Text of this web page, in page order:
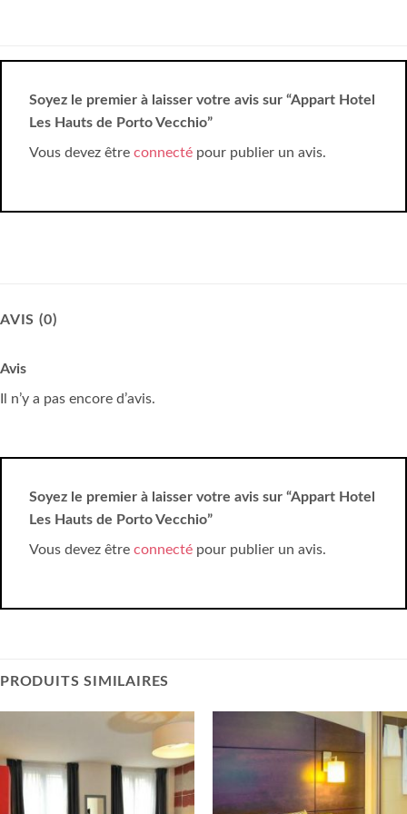
Soyez le premier à laisser votre avis sur “Appart Hotel
Les Hauts de Porto Vecchio”
Vous devez être connecté pour publier un avis.
AVIS (0)
Avis
Il n’y a pas encore d’avis.
Soyez le premier à laisser votre avis sur “Appart Hotel
Les Hauts de Porto Vecchio”
Vous devez être connecté pour publier un avis.
PRODUITS SIMILAIRES